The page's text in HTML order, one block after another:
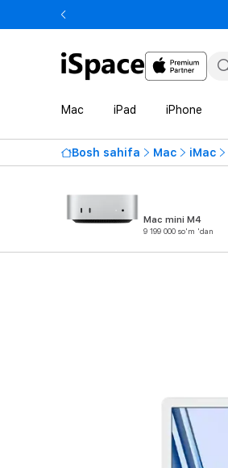
Mac iPad iPhone
Bosh sahifa Mac iMac
Mac mini M4
9 199 000 so'm 'dan